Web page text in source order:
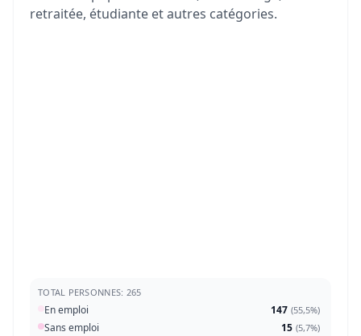
retraitée, étudiante et autres catégories.
TOTAL PERSONNES: 265
En emploi 147 (55,5%)
Sans emploi 15 (5,7%)